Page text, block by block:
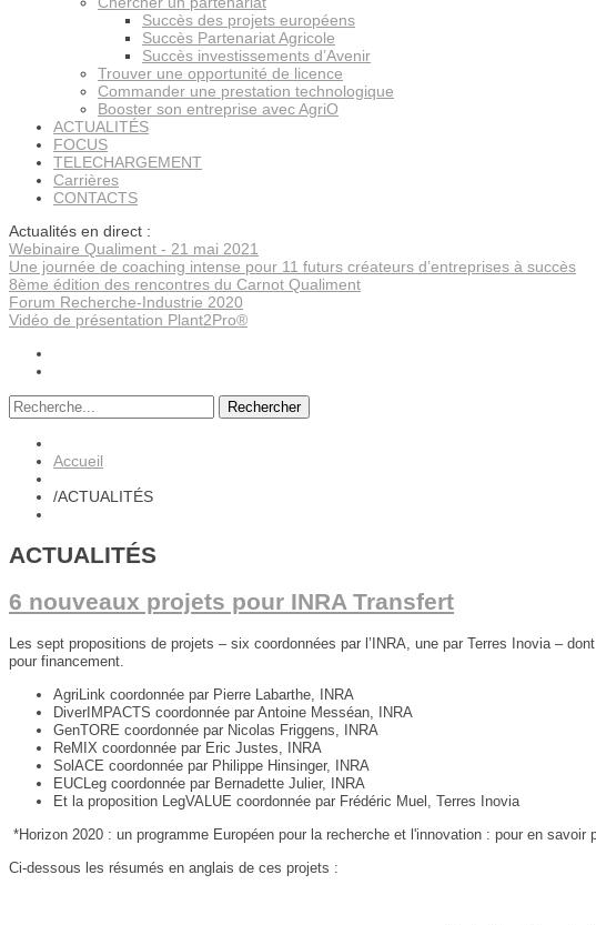
Succès des projets européens
Succès Partenariat Agricole
Succès investissements d’Avenir
Trouver une opportunité de licence
Commander une prestation technologique
Booster son entreprise avec AgriO
ACTUALITÉS
FOCUS
TELECHARGEMENT
Carrières
CONTACTS
Actualités en direct :
Webinaire Qualiment - 21 mai 2021
Une journée de coaching intense pour 11 futurs créateurs d’entreprises à succès
8ème édition des rencontres du Carnot Qualiment
Forum Recherche-Industrie 2020
Vidéo de présentation Plant2Pro®
Rechercher
Accueil
/ACTUALITÉS
ACTUALITÉS
6 nouveaux projets pour INRA Transfert
Les sept propositions de projets – six coordonnées par l’INRA, une par Terres Inovia –
pour financement.
AgriLink coordonnée par Pierre Labarthe, INRA
DiverIMPACTS coordonnée par Antoine Messéan, INRA
GenTORE coordonnée par Nicolas Friggens, INRA
ReMIX coordonnée par Eric Justes, INRA
SolACE coordonnée par Philippe Hinsinger, INRA
EUCLeg coordonnée par Bernadette Julier, INRA
Et la proposition LegVALUE coordonnée par Frédéric Muel, Terres Inovia
*Horizon 2020 : un programme Européen pour la recherche et l'innovation : pour en savoir
Ci-dessous les résumés en anglais de ces projets :